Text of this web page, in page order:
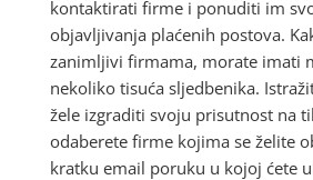
kontaktirati firme i ponuditi im
objavljivanja plaćenih postova.
zanimljivi firmama, morate imati
nekoliko tisuća sljedbenika.
žele izgraditi svoju prisutnost na
odaberete firme kojima se želite
kratku email poruku u kojoj ćete